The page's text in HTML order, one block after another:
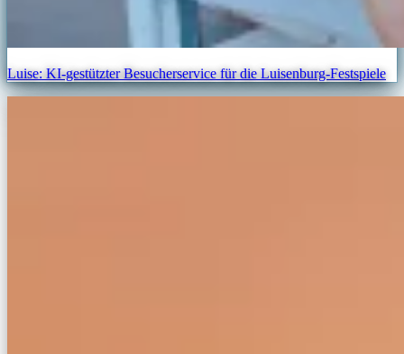
Luise: KI-gestützter Besucherservice für die Luisenburg-Festspiele